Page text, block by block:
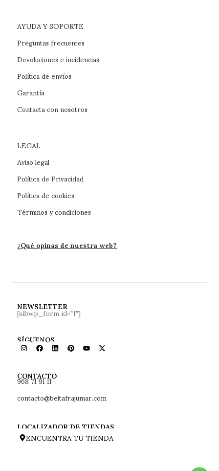
AYUDA Y SOPORTE
Preguntas frecuentes
Devoluciones e incidencias
Política de envíos
Garantía
Contacta con nosotros
LEGAL
Aviso legal
Política de Privacidad
Política de cookies
Términos y condiciones
¿Qué opinas de nuestra web?
NEWSLETTER
[sibwp_form id="1"]
SÍGUENOS
CONTACTO
968 71 91 11
contacto@beltafrajumar.com
LOCALIZADOR DE TIENDAS
ENCUENTRA TU TIENDA